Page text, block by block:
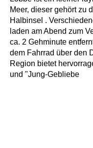
Meer, dieser gehört zu
Halbinsel .
laden am Abend zum
ca. 2 Gehminute
dem Fahrrad über den
Region bietet
und "Jung-Gebliebe